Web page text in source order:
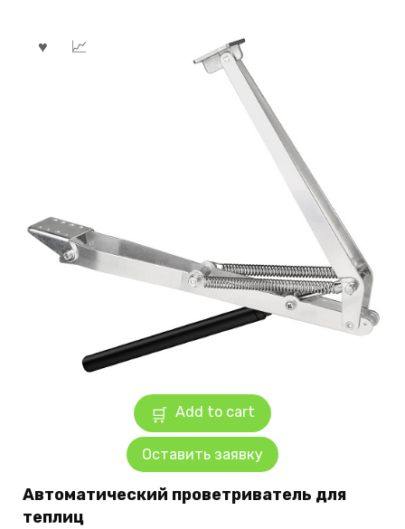
Add to cart
Оставить заявку
Автоматический проветриватель для
теплиц